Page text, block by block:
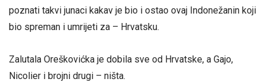
poznati takvi junaci kakav je bio i ostao ovaj Indonežanin koji
bio spreman i umrijeti za – Hrvatsku.
Zalutala Oreškovićka je dobila sve od Hrvatske, a Gajo,
Nicolier i brojni drugi – ništa.